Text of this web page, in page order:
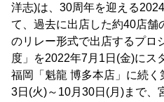
洋志)は、30周年を迎える
て、過去に出店した約40店舗
のリレー形式で出店するプロ
度」を2022年7月1日(金)にス
福岡「魁龍 博多本店」に続く
3日(火)～10月30日(月)まで、